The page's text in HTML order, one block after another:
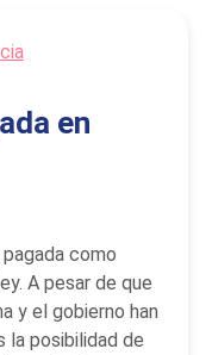
en
como
A pesar de que
y el gobierno han
la posibilidad de